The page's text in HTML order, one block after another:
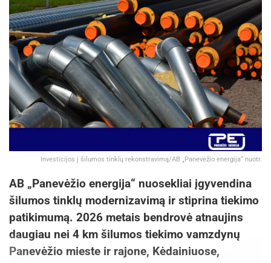
Investicijos į šilumos tinklų rekonstravimą/AB „Panevėžio energija“ nuotr.
AB „Panevėžio energija“ nuosekliai įgyvendina
šilumos tinklų modernizavimą ir stiprina tiekimo
patikimumą. 2026 metais bendrovė atnaujins
daugiau nei 4 km šilumos tiekimo vamzdynų
Panevėžio mieste ir rajone, Kėdainiuose,